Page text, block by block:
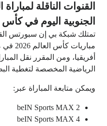
القنوات الناقلة
الجنوبية اليوم في كأس
تمتلك شبكة بي إن سبورتس
أفريقيا، ومن المقرر نقل
الرياضية المخصصة لتغطية
ويمكن متابعة المباراة عبر:
beIN Sports MAX 2
beIN Sports MAX 4